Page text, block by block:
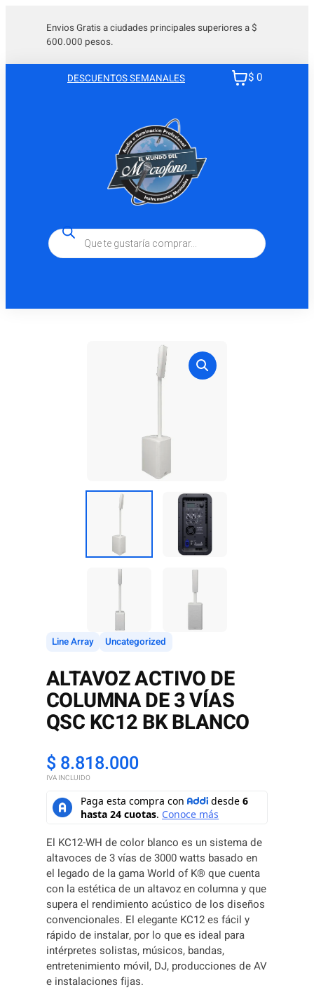
contenido
Envios Gratis a ciudades principales superiores a $
600.000 pesos.
DESCUENTOS SEMANALES $ 0
Búsqueda
de
productos
Line Array Uncategorized
ALTAVOZ ACTIVO DE
COLUMNA DE 3 VÍAS
QSC KC12 BK BLANCO
$8.818.000
IVA INCLUIDO
El KC12-WH de color blanco es un sistema de
altavoces de 3 vías de 3000 watts basado en
el legado de la gama World of K® que cuenta
con la estética de un altavoz en columna y que
supera el rendimiento acústico de los diseños
convencionales. El elegante KC12 es fácil y
rápido de instalar, por lo que es ideal para
intérpretes solistas, músicos, bandas,
entretenimiento móvil, DJ, producciones de AV
e instalaciones fijas.